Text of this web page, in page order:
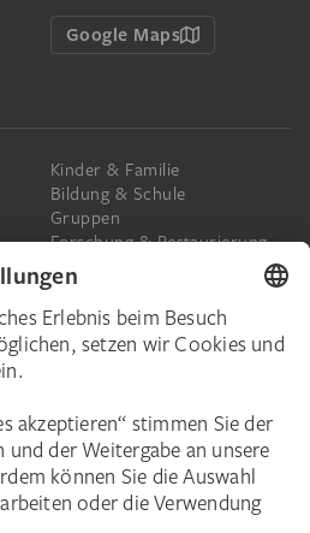
Google Maps
Kinder & Familie
Bildung & Schule
Gruppen
Forschung & Restaurierung
Presse
Städel Stories
Newsletter